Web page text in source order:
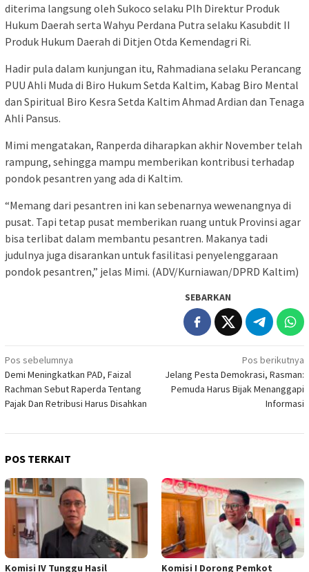
diterima langsung oleh Sukoco selaku Plh Direktur Produk
Hukum Daerah serta Wahyu Perdana Putra selaku Kasubdit II
Produk Hukum Daerah di Ditjen Otda Kemendagri Ri.
Hadir pula dalam kunjungan itu, Rahmadiana selaku Perancang
PUU Ahli Muda di Biro Hukum Setda Kaltim, Kabag Biro Mental
dan Spiritual Biro Kesra Setda Kaltim Ahmad Ardian dan Tenaga
Ahli Pansus.
Mimi mengatakan, Ranperda diharapkan akhir November telah
rampung, sehingga mampu memberikan kontribusi terhadap
pondok pesantren yang ada di Kaltim.
“Memang dari pesantren ini kan sebenarnya wewenangnya di
pusat. Tapi tetap pusat memberikan ruang untuk Provinsi agar
bisa terlibat dalam membantu pesantren. Makanya tadi
judulnya juga disarankan untuk fasilitasi penyelenggaraan
pondok pesantren,” jelas Mimi. (ADV/Kurniawan/DPRD Kaltim)
SEBARKAN
Navigasi
pos
Pos sebelumnya
Demi Meningkatkan PAD, Faizal
Rachman Sebut Raperda Tentang
Pajak Dan Retribusi Harus Disahkan
Pos berikutnya
Jelang Pesta Demokrasi, Rasman:
Pemuda Harus Bijak Menanggapi
Informasi
POS TERKAIT
Komisi IV Tunggu Hasil Komisi I Dorong Pemkot